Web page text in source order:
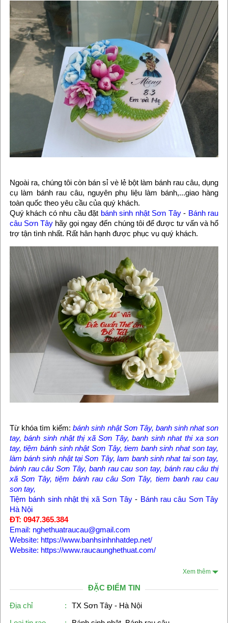
Ngoài ra, chúng tôi còn bán sỉ vè lẻ bột làm bánh rau câu, dụng
cụ làm bánh rau câu, nguyên phụ liệu làm bánh,...giao hàng
toàn quốc theo yêu cầu của quý khách.
Quý khách có nhu cầu đặt bánh sinh nhật Sơn Tây- Bánh rau
câu Sơn Tây hãy gọi ngay đến chúng tôi để được tư vấn và hổ
trợ tận tình nhất. Rất hân hạnh được phục vụ quý khách.
Từ khóa tìm kiếm:bánh sinh nhật Sơn Tây, banh sinh nhat son
tay, bánh sinh nhật thị xã Sơn Tây, banh sinh nhat thi xa son
tay, tiệm bánh sinh nhật Sơn Tây, tiem banh sinh nhat son tay,
làm bánh sinh nhật tại Sơn Tây, lam banh sinh nhat tai son tay,
bánh rau câu Sơn Tây, banh rau cau son tay, bánh rau câu thị
xã Sơn Tây, tiệm bánh rau câu Sơn Tây, tiem banh rau cau
son tay,
Tiệm bánh sinh nhật thị xã Sơn Tây- Bánh rau câu Sơn Tây
Hà Nội
ĐT: 0947.365.384
Email: nghethuatraucau@gmail.com
Website: https://www.banhsinhnhatdep.net/
Website: https://www.raucaunghethuat.com/
Xem thêm
ĐẶC ĐIỂM TIN
Địa chỉ :
TX Sơn Tây - Hà Nội